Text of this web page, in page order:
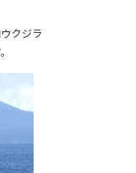
クジラ